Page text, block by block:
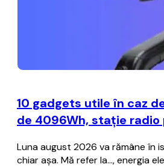
10 gadgets utile în caz
de 4096Wh, stație
Luna august 2026 va rămâne în
chiar așa. Mă refer la..., energia